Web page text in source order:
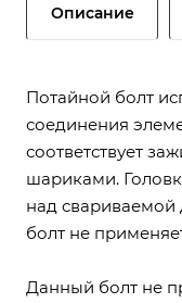
Описание
Потайной болт
соединения
соответствует
шариками.
над свариваемой
болт не
Данный болт не